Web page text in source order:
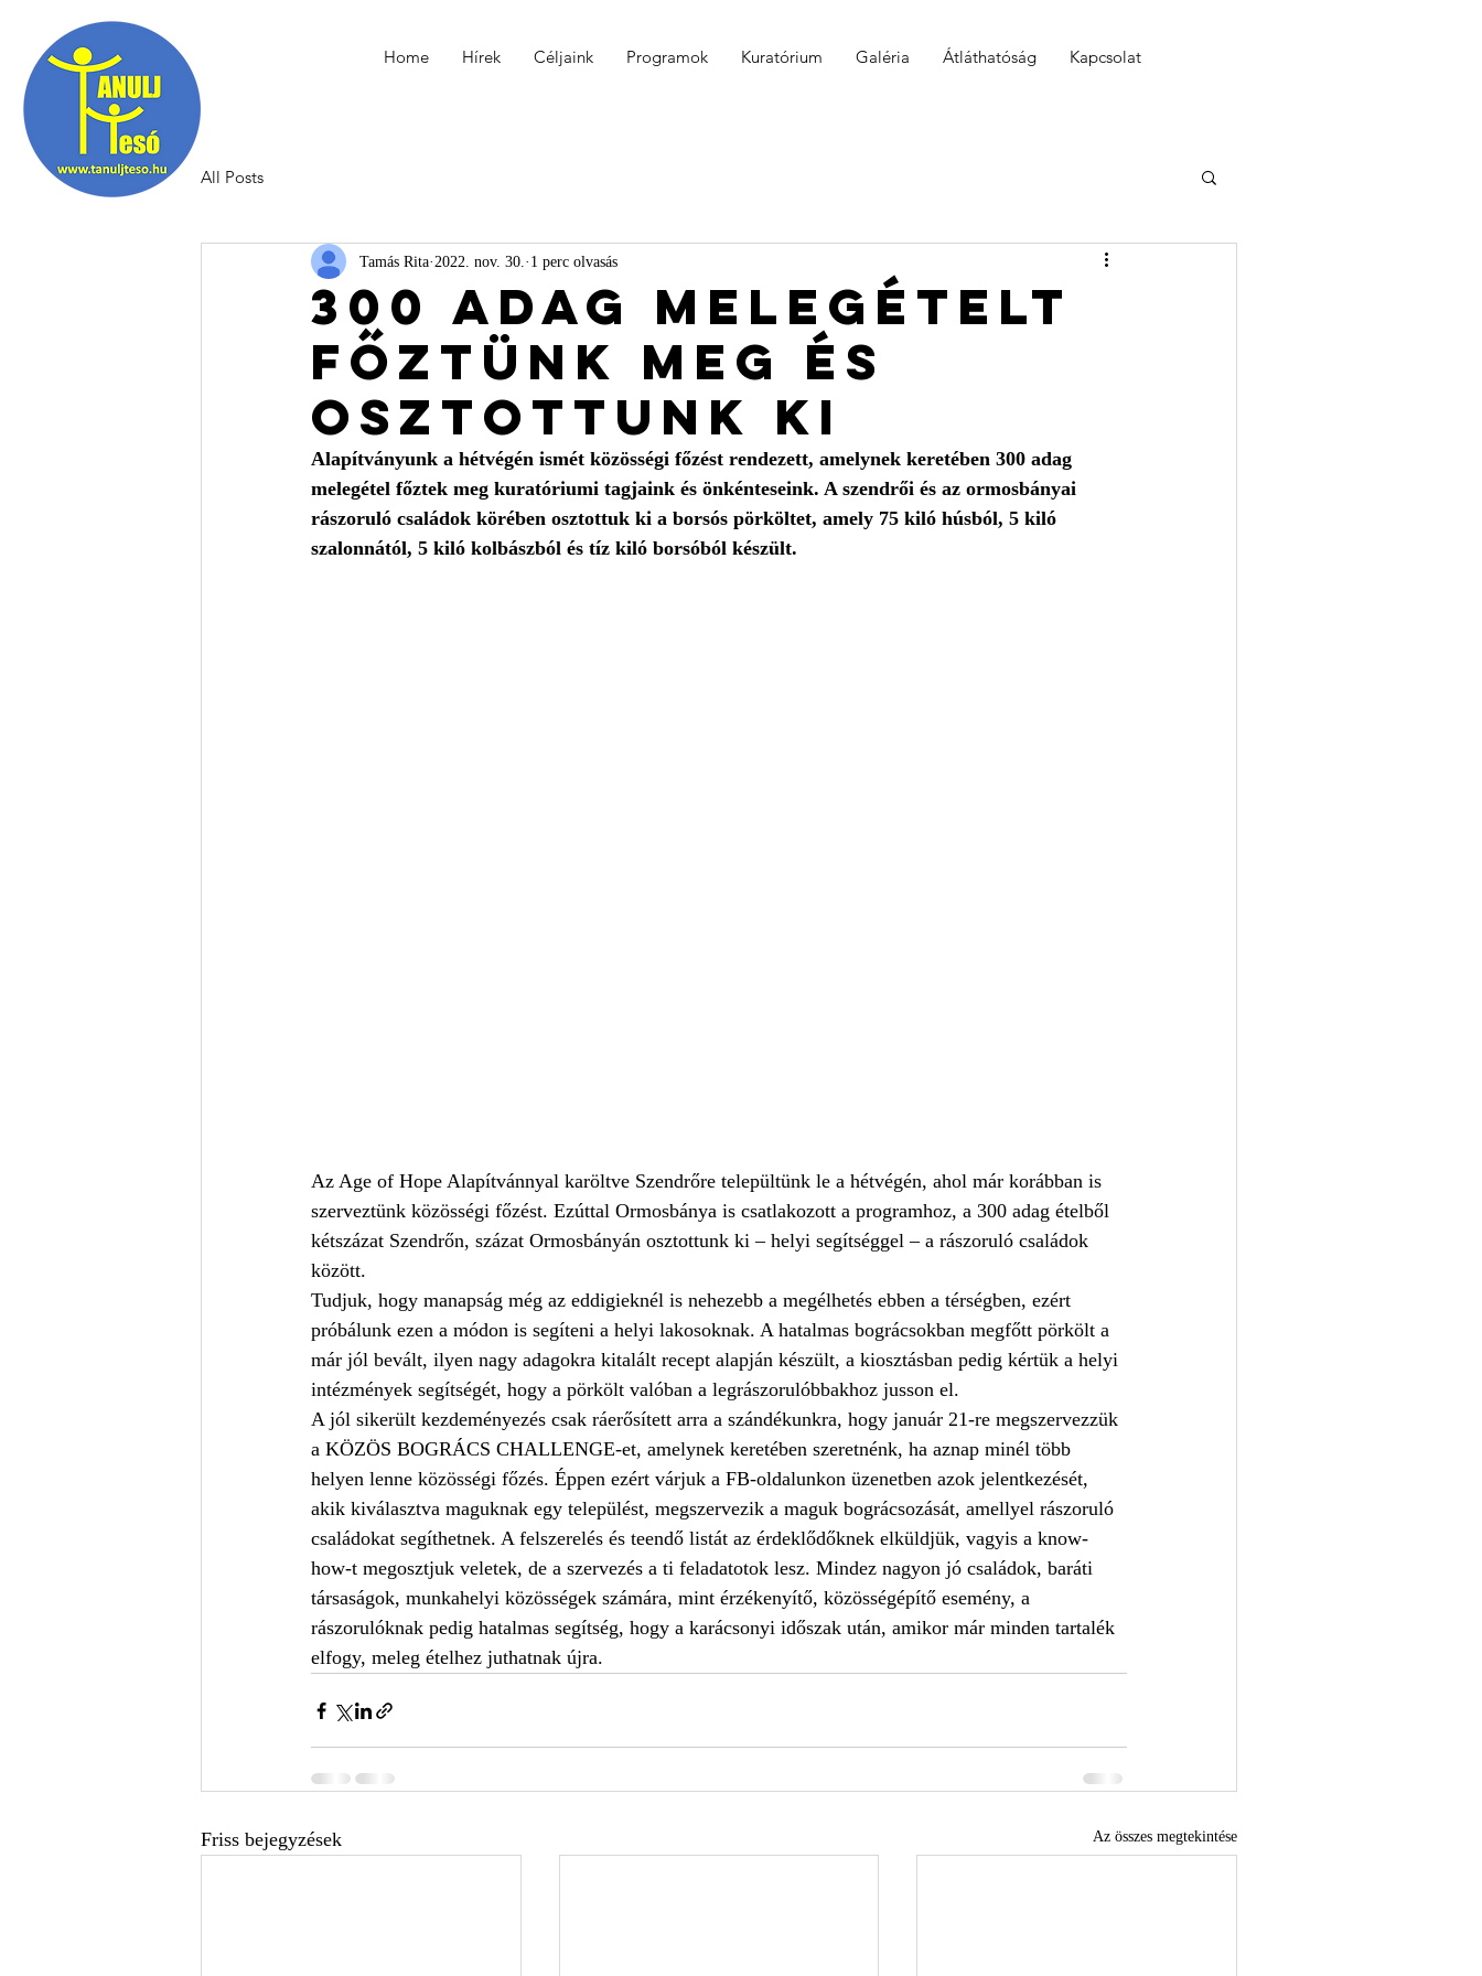
Home Hírek Céljaink Programok Kuratórium Galéria Átláthatóság Kapcsolat
All Posts
300 adag melegételt
főztünk meg és
osztottunk ki
Tamás Rita 2022. nov. 30. 1 perc olvasás
Alapítványunk a hétvégén ismét közösségi főzést rendezett, amelynek keretében 300 adag
melegétel főztek meg kuratóriumi tagjaink és önkénteseink. A szendrői és az ormosbányai
rászoruló családok körében osztottuk ki a borsós pörköltet, amely 75 kiló húsból, 5 kiló
szalonnától, 5 kiló kolbászból és tíz kiló borsóból készült.
Az Age of Hope Alapítvánnyal karöltve Szendrőre települtünk le a hétvégén, ahol már korábban is
szerveztünk közösségi főzést. Ezúttal Ormosbánya is csatlakozott a programhoz, a 300 adag ételből
kétszázat Szendrőn, százat Ormosbányán osztottunk ki – helyi segítséggel – a rászoruló családok
között.
Tudjuk, hogy manapság még az eddigieknél is nehezebb a megélhetés ebben a térségben, ezért
próbálunk ezen a módon is segíteni a helyi lakosoknak. A hatalmas bográcsokban megfőtt pörkölt a
már jól bevált, ilyen nagy adagokra kitalált recept alapján készült, a kiosztásban pedig kértük a helyi
intézmények segítségét, hogy a pörkölt valóban a legrászorulóbbakhoz jusson el.
A jól sikerült kezdeményezés csak ráerősített arra a szándékunkra, hogy január 21-re megszervezzük
a KÖZÖS BOGRÁCS CHALLENGE-et, amelynek keretében szeretnénk, ha aznap minél több
helyen lenne közösségi főzés. Éppen ezért várjuk a FB-oldalunkon üzenetben azok jelentkezését,
akik kiválasztva maguknak egy települést, megszervezik a maguk bográcsozását, amellyel rászoruló
családokat segíthetnek. A felszerelés és teendő listát az érdeklődőknek elküldjük, vagyis a know-
how-t megosztjuk veletek, de a szervezés a ti feladatotok lesz. Mindez nagyon jó családok, baráti
társaságok, munkahelyi közösségek számára, mint érzékenyítő, közösségépítő esemény, a
rászorulóknak pedig hatalmas segítség, hogy a karácsonyi időszak után, amikor már minden tartalék
elfogy, meleg ételhez juthatnak újra.
Friss bejegyzések Az összes megtekintése